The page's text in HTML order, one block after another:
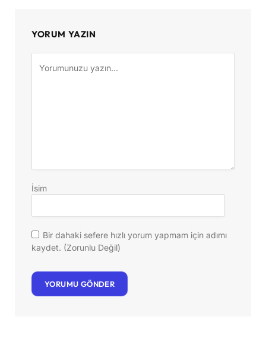
YORUM YAZIN
İsim
Bir dahaki sefere hızlı yorum yapmam için adımı
kaydet. (Zorunlu Değil)